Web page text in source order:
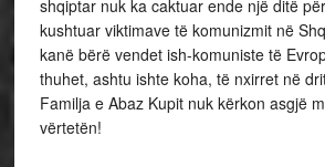
shqiptar nuk ka caktuar ende një ditë
kushtuar viktimave të komunizmit në
kanë bërë vendet ish-komuniste të
thuhet, ashtu ishte koha, të nxirret në
Familja e Abaz Kupit nuk kërkon asgjë
vërtetën!